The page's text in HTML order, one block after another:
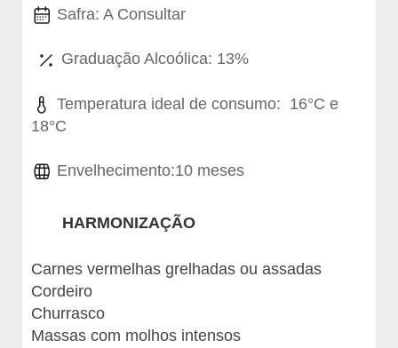
Safra: A Consultar
Graduação Alcoólica: 13%
Temperatura ideal de consumo: 16°C e
18°C
Envelhecimento:10 meses
HARMONIZAÇÃO
Carnes vermelhas grelhadas ou assadas
Cordeiro
Churrasco
Massas com molhos intensos